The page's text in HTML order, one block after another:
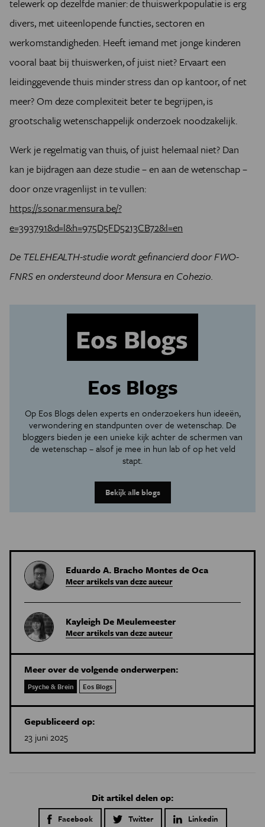
telewerk op dezelfde manier: de thuiswerkpopulatie is erg
divers, met uiteenlopende functies, sectoren en
werkomstandigheden. Heeft iemand met jonge kinderen
vooral baat bij thuiswerken, of juist niet? Ervaart een
leidinggevende thuis minder stress dan op kantoor, of net
meer? Om deze complexiteit beter te begrijpen, is
grootschalig wetenschappelijk onderzoek noodzakelijk.
Werk je regelmatig van thuis, of juist helemaal niet? Dan
kan je bijdragen aan deze studie – en aan de wetenschap –
door onze vragenlijst in te vullen:
https://s.sonar.mensura.be/?
e=393791&d=l&h=975D5FD5213CB72&l=en
De TELEHEALTH-studie wordt gefinancierd door FWO-
FNRS en ondersteund door Mensura en Cohezio.
Eos Blogs
Op Eos Blogs delen experts en onderzoekers hun ideeën,
verwondering en standpunten over de wetenschap. De
bloggers bieden je een unieke kijk achter de schermen van
de wetenschap – alsof je mee in hun lab of op het veld
stapt.
Bekijk alle blogs
Eduardo A. Bracho Montes de Oca
Meer artikels van deze auteur
Kayleigh De Meulemeester
Meer artikels van deze auteur
Meer over de volgende onderwerpen:
Psyche & Brein Eos Blogs
Gepubliceerd op:
23 juni 2025
Dit artikel delen op:
Facebook Twitter Linkedin